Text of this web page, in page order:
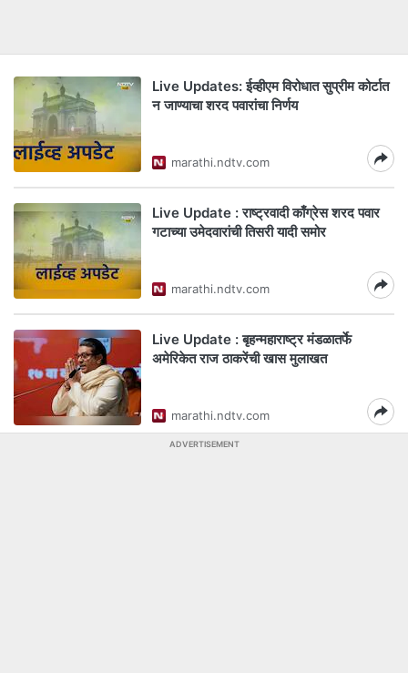
Live Updates: ईव्हीएम विरोधात सुप्रीम कोर्टात
न जाण्याचा शरद पवारांचा निर्णय
marathi.ndtv.com
Live Update : राष्ट्रवादी काँग्रेस शरद पवार
गटाच्या उमेदवारांची तिसरी यादी समोर
marathi.ndtv.com
Live Update : बृहन्महाराष्ट्र मंडळातर्फे
अमेरिकेत राज ठाकरेंची खास मुलाखत
marathi.ndtv.com
ADVERTISEMENT